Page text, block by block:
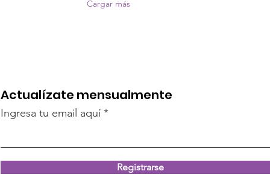
Cargar más
Actualízate mensualmente
Ingresa tu email aquí
Registrarse